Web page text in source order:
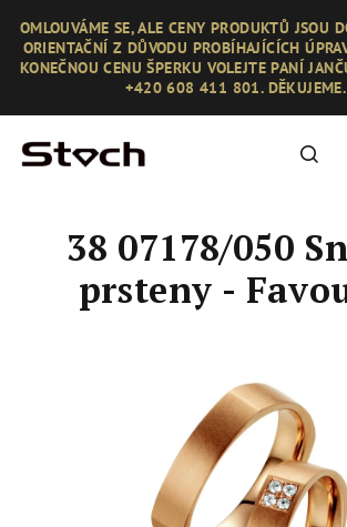
obsah
OMLOUVÁME SE, ALE CENY PRODUKTŮ JSOU
ORIENTAČNÍ Z DŮVODU PROBÍHAJÍCÍCH
KONEČNOU CENU ŠPERKU VOLEJTE PANÍ
+420 608 411 801. DĚKUJEME.
38 07178/050
prsteny -